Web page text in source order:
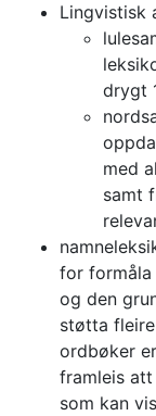
Lingvistisk
drygt
med
samt
for
og den
støtta
ordbøker
framleis
som kan